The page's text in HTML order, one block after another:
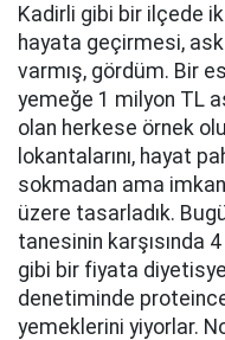
Kadirli gibi bir ilçede
hayata geçirmesi,
varmış, gördüm. Bir
yemeğe 1 milyon TL
olan herkese örnek
lokantalarını, hayat
sokmadan ama
üzere tasarladık.
tanesinin karşısında
gibi bir fiyata
denetiminde
yemeklerini yiyorlar.